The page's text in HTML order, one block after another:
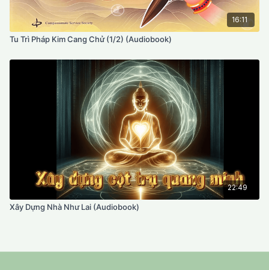
16:11
Tu Trì Pháp Kim Cang Chử (1/2) (Audiobook)
22:49
Xây Dựng Nhà Như Lai (Audiobook)